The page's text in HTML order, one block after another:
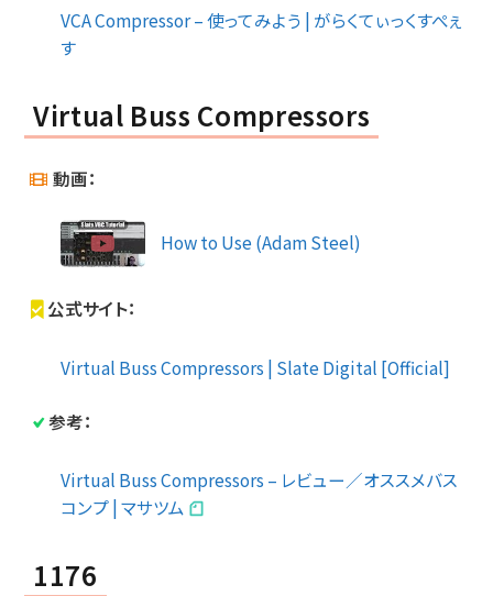
VCA Compressor – 使ってみよう | がらくてぃっくすぺぇ
す
Virtual Buss Compressors
動画：
How to Use (Adam Steel)
公式サイト：
Virtual Buss Compressors | Slate Digital [Official]
参考：
Virtual Buss Compressors – レビュー／オススメバス
コンプ | マサツム
1176